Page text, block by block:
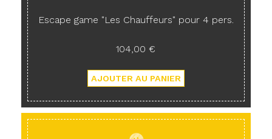
Escape game "Les Chauffeurs" pour 4 pers.
104,00 €